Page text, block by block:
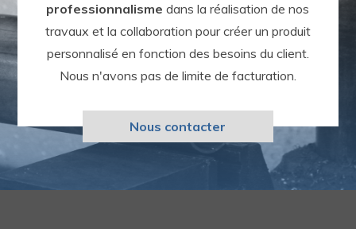
professionnalisme dans la réalisation de nos
travaux et la collaboration pour créer un produit
personnalisé en fonction des besoins du client.
Nous n'avons pas de limite de facturation.
Nous contacter